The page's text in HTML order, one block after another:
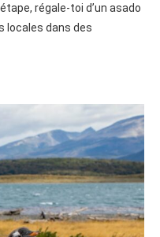
régale-toi d’un asado
locales dans des